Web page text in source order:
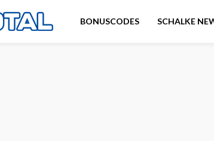
BONUSCODES SCHALKE